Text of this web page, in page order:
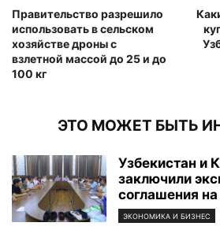
Правительство разрешило
использовать в сельском
хозяйстве дроны с
взлетной массой до 25 и до
100 кг
ЭТО МОЖЕТ БЫТЬ
Узбекистан и
заключили
соглашения
ЭКОНОМИКА И БИЗНЕС